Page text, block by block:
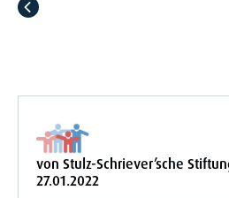
von Stulz-Schriever’sche
27.01.2022